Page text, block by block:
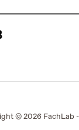
© 2026 FachLab